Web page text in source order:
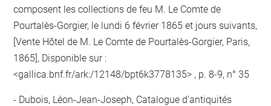
composent les collections de feu M. Le Comte de
Pourtalès-Gorgier, le lundi 6 février 1865 et jours suivants,
[Vente Hôtel de M. Le Comte de Pourtalès-Gorgier, Paris,
1865], Disponible sur :
<gallica.bnf.fr/ark:/12148/bpt6k3778135> , p. 8-9, n° 35
Dubois, Léon-Jean-Joseph, Catalogue d'antiquités